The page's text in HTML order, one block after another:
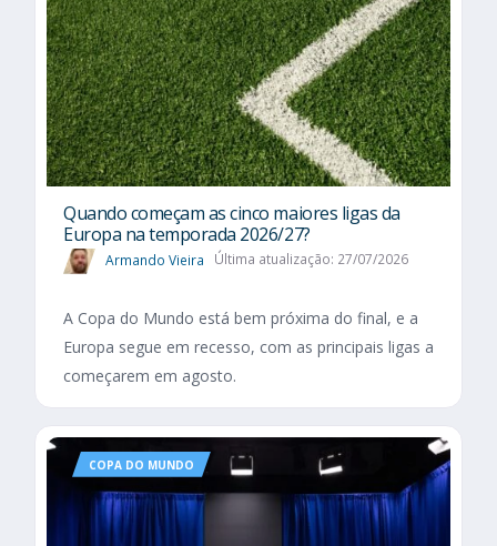
Quando começam as cinco maiores ligas da
Europa na temporada 2026/27?
Armando Vieira Última atualização: 27/07/2026
A Copa do Mundo está bem próxima do final, e a
Europa segue em recesso, com as principais ligas a
começarem em agosto.
COPA DO MUNDO